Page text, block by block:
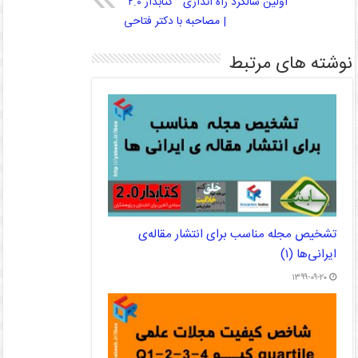
| مصاحبه با دکتر فتاحی
نوشته های مرتبط
تشخیص مجله مناسب برای انتشار مقاله‌ی
ایرانی‌ها (۱)
۱۳۹۹-۰۹-۲۰